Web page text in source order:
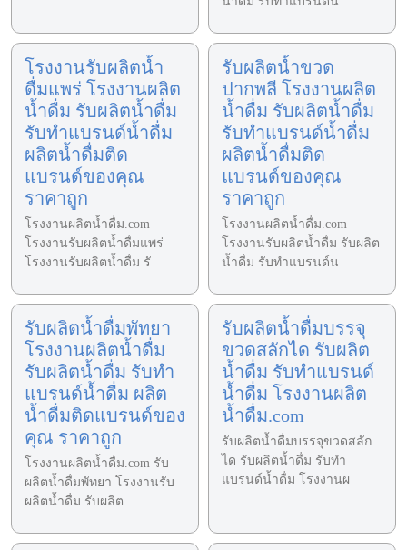
โรงงานรับผลิตน้ำ
ดื่มแพร่ โรงงานผลิต
น้ำดื่ม รับผลิตน้ำดื่ม
รับทำแบรนด์น้ำดื่ม
ผลิตน้ำดื่มติด
แบรนด์ของคุณ
ราคาถูก
โรงงานผลิตน้ำดื่ม.com
โรงงานรับผลิตน้ำดื่มแพร่
โรงงานรับผลิตน้ำดื่ม รั
รับผลิตน้ำขวด
ปากพลี โรงงานผลิต
น้ำดื่ม รับผลิตน้ำดื่ม
รับทำแบรนด์น้ำดื่ม
ผลิตน้ำดื่มติด
แบรนด์ของคุณ
ราคาถูก
โรงงานผลิตน้ำดื่ม.com
โรงงานรับผลิตน้ำดื่ม รับผลิต
น้ำดื่ม รับทำแบรนด์น
รับผลิตน้ำดื่มพัทยา
โรงงานผลิตน้ำดื่ม
รับผลิตน้ำดื่ม รับทำ
แบรนด์น้ำดื่ม ผลิต
น้ำดื่มติดแบรนด์ของ
คุณ ราคาถูก
โรงงานผลิตน้ำดื่ม.com รับ
ผลิตน้ำดื่มพัทยา โรงงานรับ
ผลิตน้ำดื่ม รับผลิต
รับผลิตน้ำดื่มบรรจุ
ขวดสลักได รับผลิต
น้ำดื่ม รับทำแบรนด์
น้ำดื่ม โรงงานผลิต
น้ำดื่ม.com
รับผลิตน้ำดื่มบรรจุขวดสลัก
ได รับผลิตน้ำดื่ม รับทำ
แบรนด์น้ำดื่ม โรงงานผ